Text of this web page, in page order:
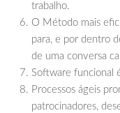
trabalho.
O Método mais
para, e por dentro
de uma conversa
Software funcional
Processos ágeis
patrocinadores,